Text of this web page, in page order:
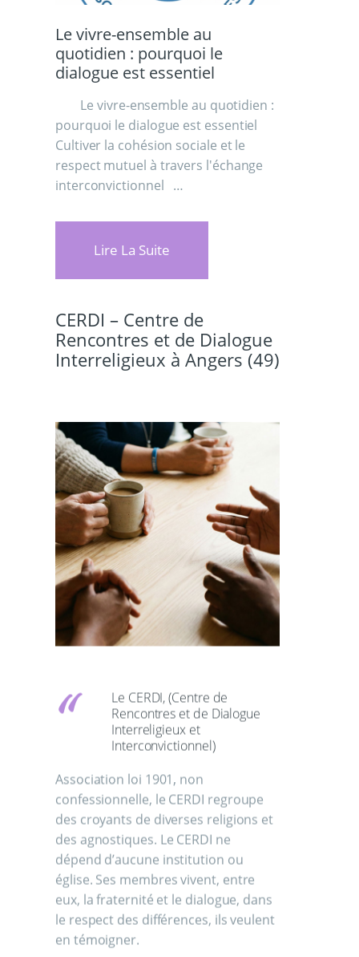
Le vivre-ensemble au
quotidien : pourquoi le
dialogue est essentiel
Le vivre-ensemble au quotidien :
pourquoi le dialogue est essentiel
Cultiver la cohésion sociale et le
respect mutuel à travers l'échange
interconvictionnel …
Lire La Suite
CERDI – Centre de
Rencontres et de Dialogue
Interreligieux à Angers (49)
Le CERDI, (Centre de
Rencontres et de Dialogue
Interreligieux et
Interconvictionnel)
Association loi 1901, non
confessionnelle, le CERDI regroupe
des croyants de diverses religions et
des agnostiques. Le CERDI ne
dépend d’aucune institution ou
église. Ses membres vivent, entre
eux, la fraternité et le dialogue, dans
le respect des différences, ils veulent
en témoigner.